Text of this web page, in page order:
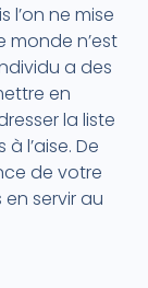
l’on ne mise
monde n’est
a des
en
la liste
l’aise. De
de votre
servir au